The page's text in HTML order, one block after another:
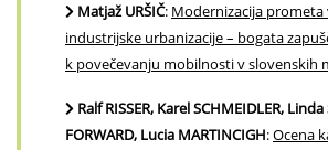
Matjaž URŠIČ: Modernizacija
industrijske urbanizacije – bogata
k povečevanju mobilnosti v slovenskih
Ralf RISSER, Karel SCHMEIDLER, Linda
FORWARD, Lucia MARTINCIGH:Ocena